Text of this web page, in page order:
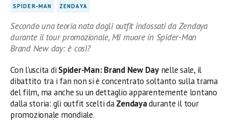
SPIDER-MAN ZENDAYA
Secondo una teoria nata dagli outfit indossati da Zendaya
durante il tour promozionale, MJ muore in Spider-Man
Brand New day: è così?
Con l’uscita di Spider-Man: Brand New Daynelle sale, il
dibattito tra i fan non si è concentrato soltanto sulla trama
del film, ma anche su un dettaglio apparentemente lontano
dalla storia: gli outfit scelti daZendayadurante il tour
promozionale mondiale.